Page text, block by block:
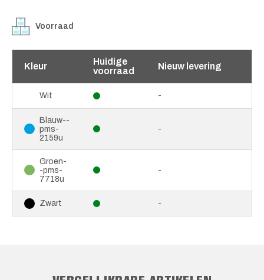
Voorraad
Kleur
Huidige
voorraad
Nieuw levering
Wit -
Blauw--
pms-
2159u
-
Groen-
-pms-
7718u
-
Zwart -